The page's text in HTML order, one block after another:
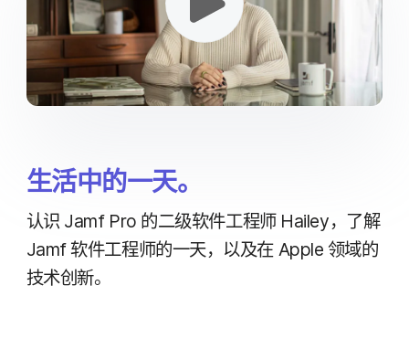
生活​中​的​一​天。
认识 Jamf Pro 的​二级​软件​工程师Hailey，​了解
Jamf 软件​工程师​的​一​天，​以及​在 Apple 领域​的​
技术​创新。